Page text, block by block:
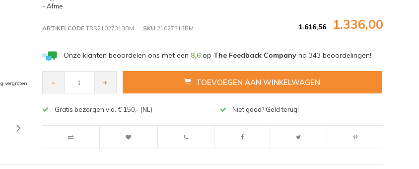
vergroten Afbeelding vergroten
- Afme
ARTIKELCODETRS21027313BM SKU 21027313BM 1.616,56 1.336,00
Onze klanten beoordelen ons met een 8,6op The Feedback Companyna 343 beoordelingen!
- + TOEVOEGEN AAN WINKELWAGEN
Gratis bezorgen v.a. € 150,- (NL) Niet goed? Geld terug!